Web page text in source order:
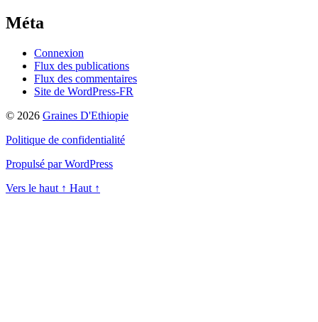
Méta
Connexion
Flux des publications
Flux des commentaires
Site de WordPress-FR
© 2026 Graines D'Ethiopie
Politique de confidentialité
Propulsé par WordPress
Vers le haut ↑ Haut ↑